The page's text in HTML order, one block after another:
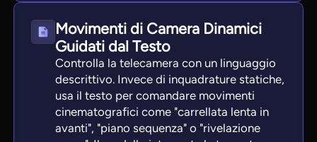
Movimenti di Camera Dinamici
Guidati dal Testo
Controlla la telecamera con un linguaggio
descrittivo. Invece di inquadrature statiche,
usa il testo per comandare movimenti
cinematografici come "carrellata lenta in
avanti", "piano sequenza" o "rivelazione